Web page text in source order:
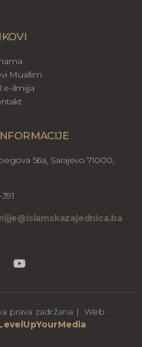
Muallim
e-ilmijja
56a, Sarajevo 71000,
prava zadržana | Web